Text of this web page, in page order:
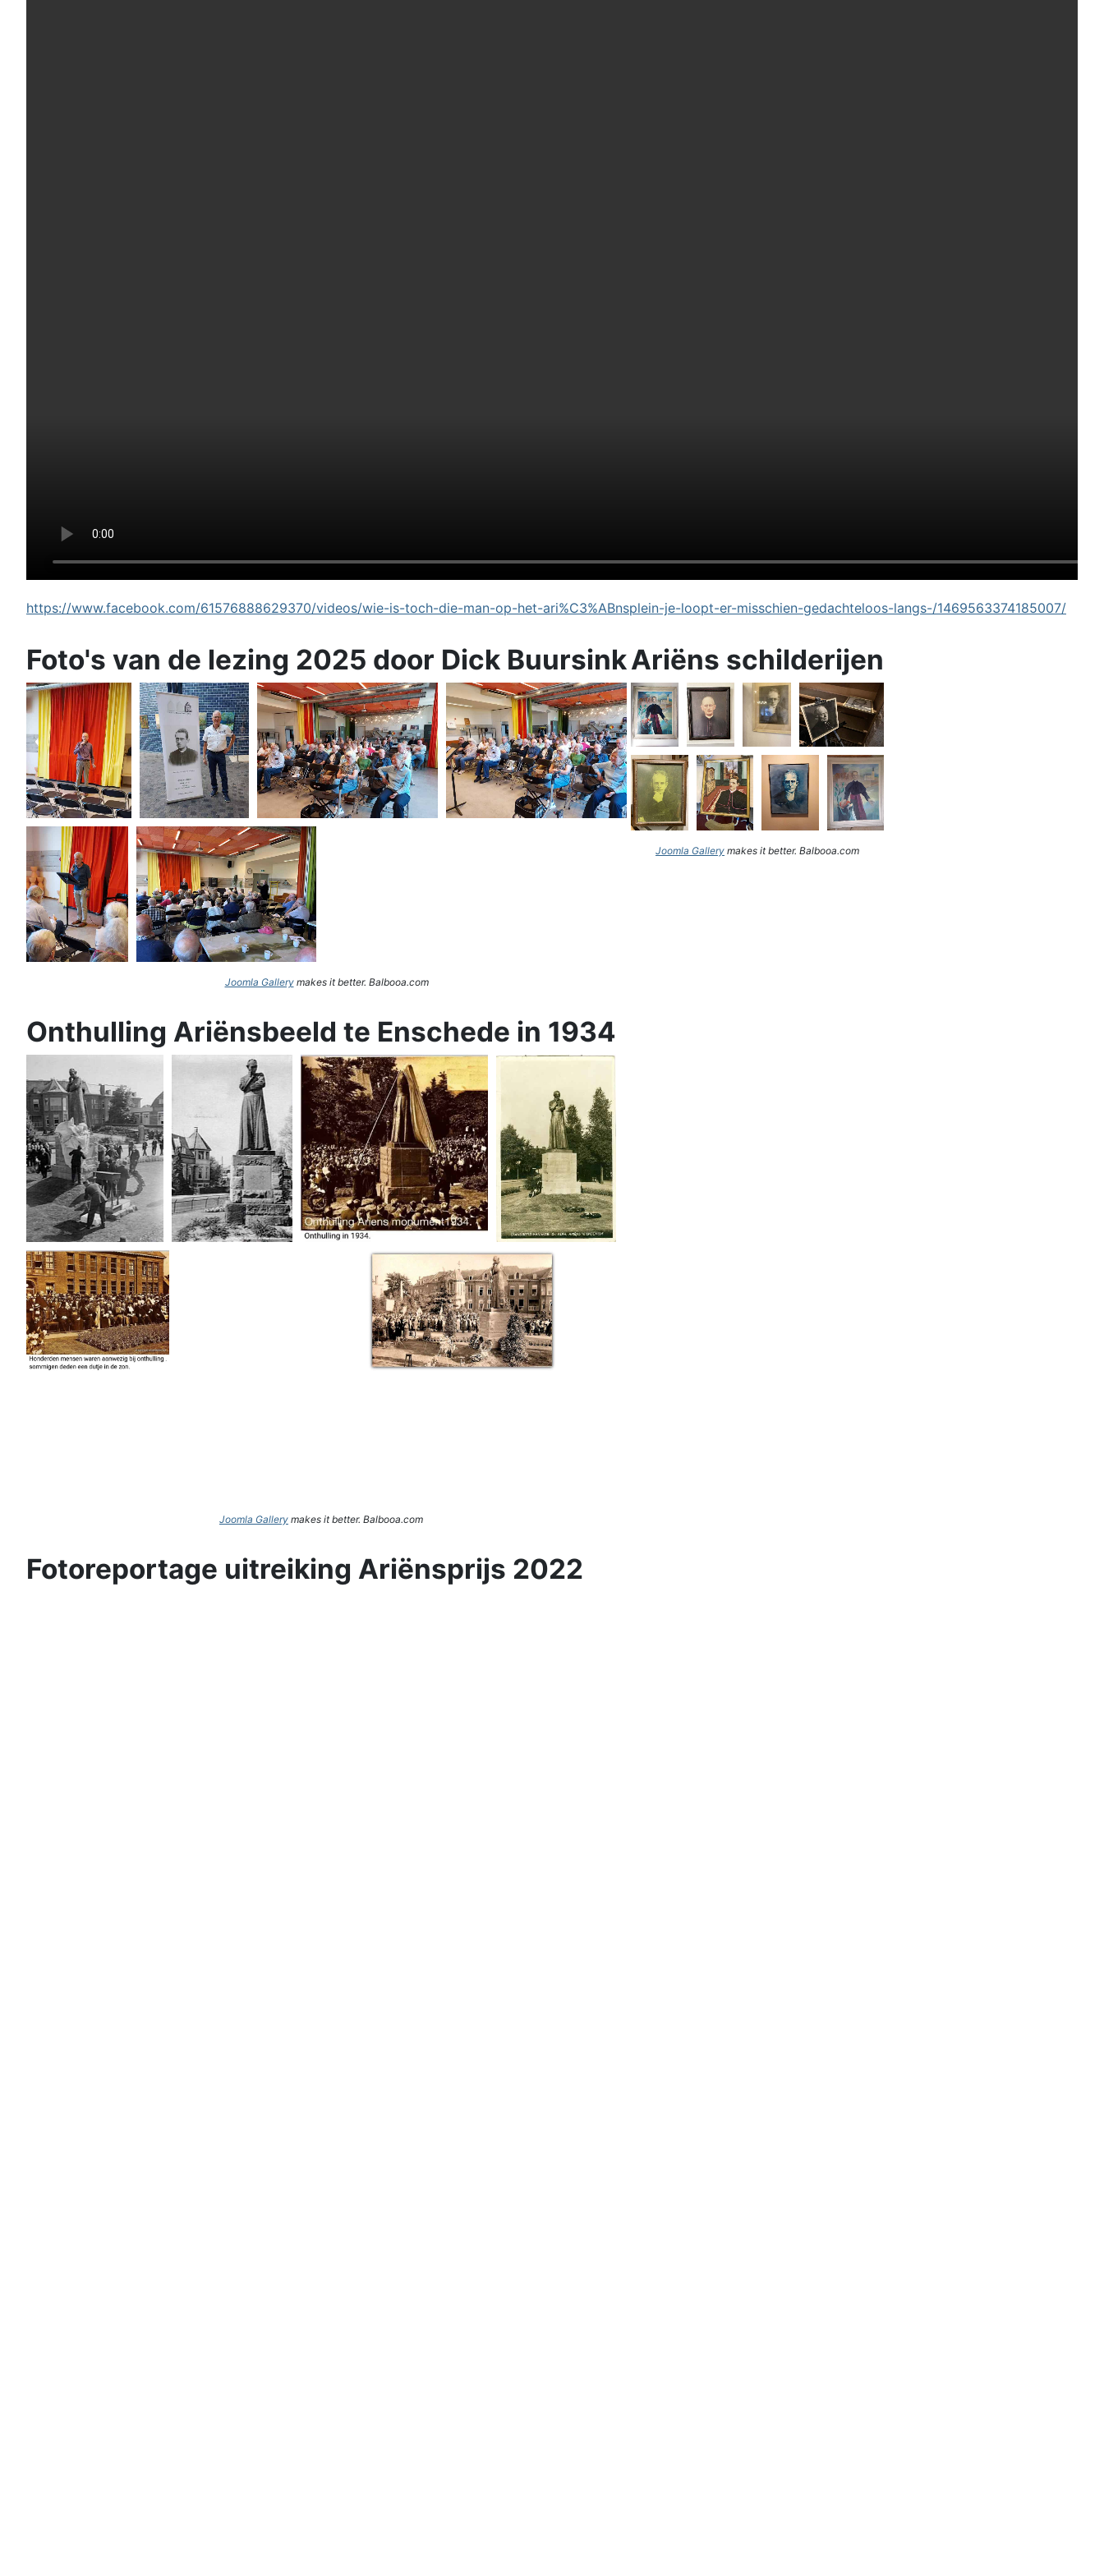
https://www.facebook.com/61576888629370/videos/wie-is-toch-die-man-op-het-ari%C3%ABnsplein-je-loopt-er-misschien-gedachteloos-langs-/1469563374185007/
Foto's van de lezing 2025 door Dick Buursink
Joomla Gallerymakes it better. Balbooa.com
Ariëns schilderijen
Joomla Gallery makes it better. Balbooa.com
Onthulling Ariënsbeeld te Enschede in 1934
Joomla Gallery makes it better. Balbooa.com
Fotoreportage uitreiking Ariënsprijs 2022